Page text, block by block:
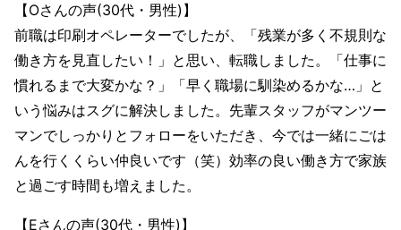
【Oさんの声(30代・男性)】
前職は印刷オペレーターでしたが、「残業が多く不規則な
働き方を見直したい！」と思い、転職しました。「仕事に
慣れるまで大変かな？」「早く職場に馴染めるかな…」と
いう悩みはスグに解決しました。先輩スタッフがマンツー
マンでしっかりとフォローをいただき、今では一緒にごは
んを行くくらい仲良いです（笑）効率の良い働き方で家族
と過ごす時間も増えました。
【Eさんの声(30代・男性)】